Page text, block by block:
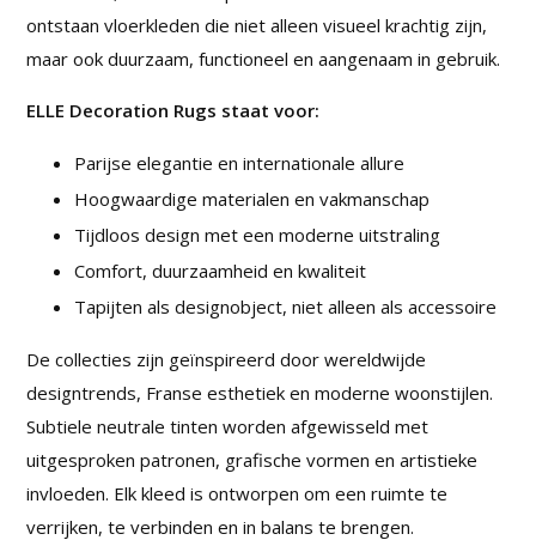
ontstaan vloerkleden die niet alleen visueel krachtig zijn,
maar ook duurzaam, functioneel en aangenaam in gebruik.
ELLE Decoration Rugs staat voor:
Parijse elegantie en internationale allure
Hoogwaardige materialen en vakmanschap
Tijdloos design met een moderne uitstraling
Comfort, duurzaamheid en kwaliteit
Tapijten als designobject, niet alleen als accessoire
De collecties zijn geïnspireerd door wereldwijde
designtrends, Franse esthetiek en moderne woonstijlen.
Subtiele neutrale tinten worden afgewisseld met
uitgesproken patronen, grafische vormen en artistieke
invloeden. Elk kleed is ontworpen om een ruimte te
verrijken, te verbinden en in balans te brengen.